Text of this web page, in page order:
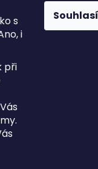
s
i
při
zboží ve 30 denní